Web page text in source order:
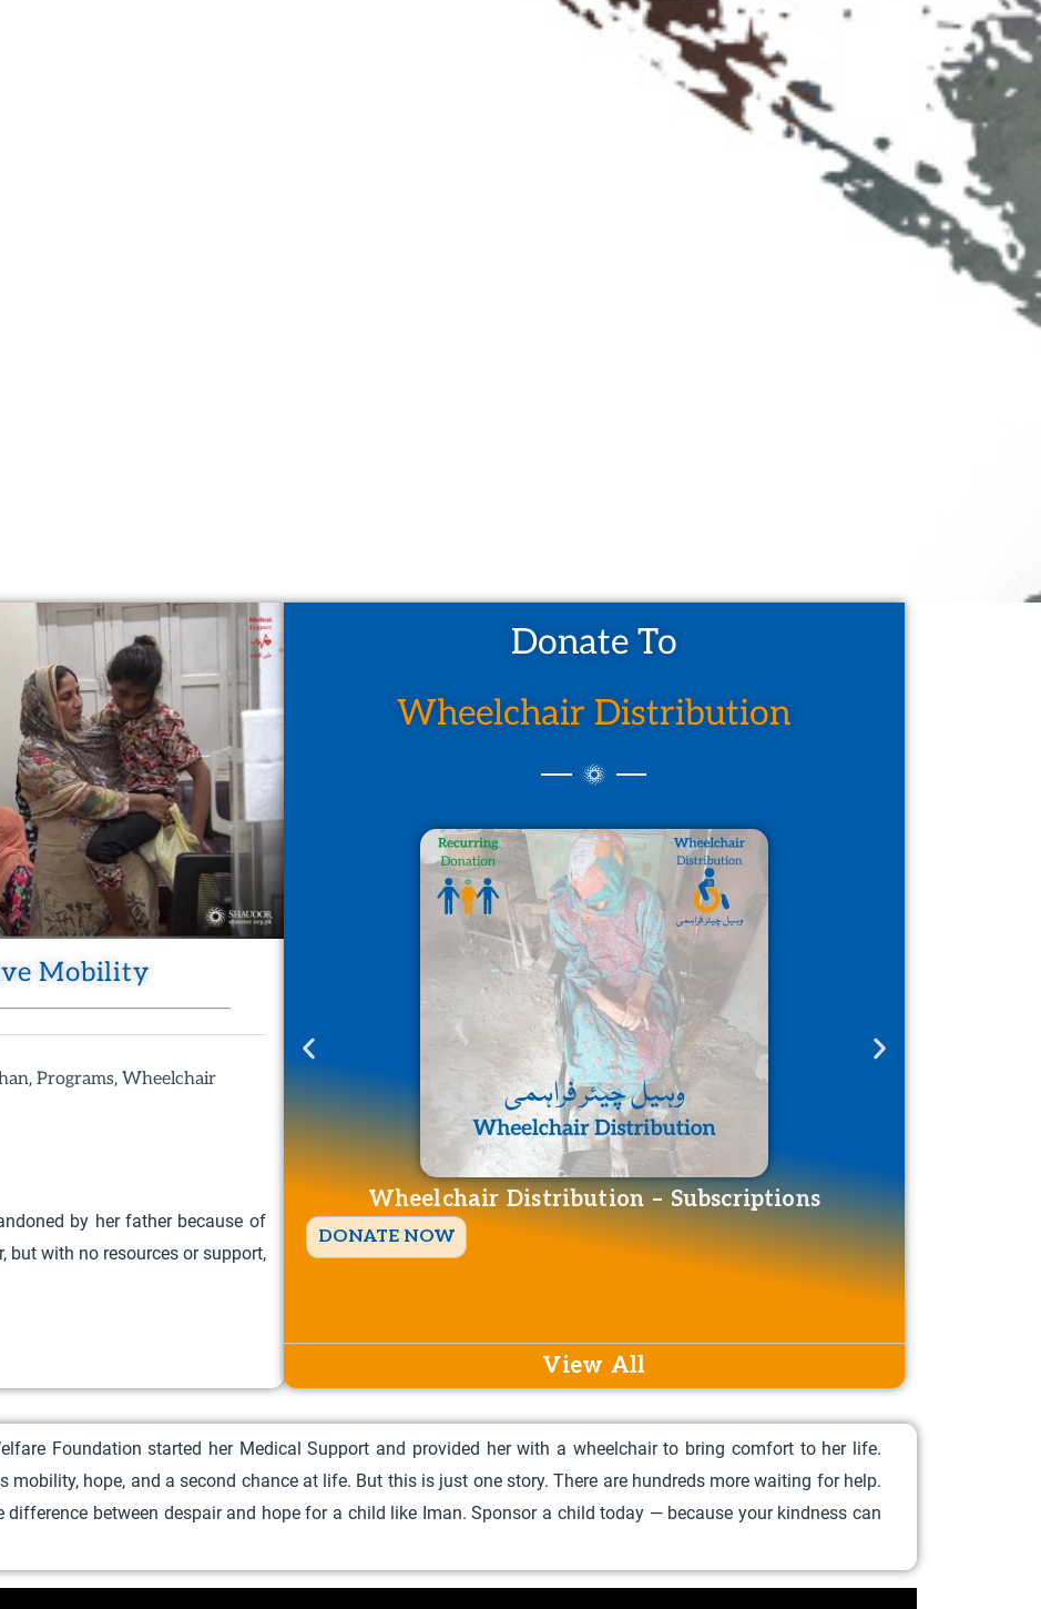
Mobility
,Programs,Wheelchair
by her father because of
but with no resources or support,
Donate To
Wheelchair Distribution
Wheelchair Distribution – Subscriptions
DONATE NOW T
r
o
d
u
c
h
DONATE NOW
View All
Foundation started her Medical Support and provided her with a wheelchair to bring comfort to her life.
mobility, hope, and a second chance at life. But this is just one story. There are hundreds more waiting for help.
between despair and hope for a child like Iman. Sponsor a child today — because your kindness can